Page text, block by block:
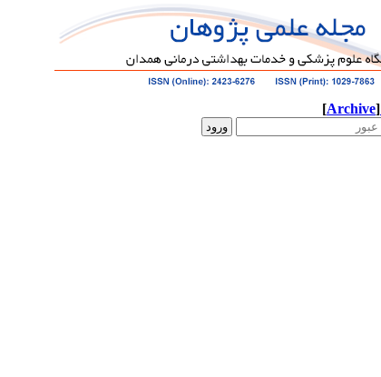
[Archive]